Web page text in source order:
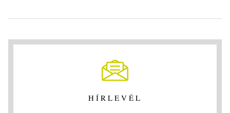
HÍRLEVÉL